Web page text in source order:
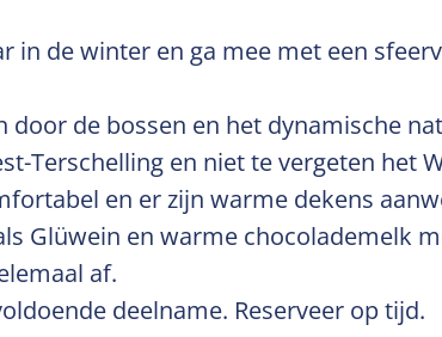
in de winter en ga mee met een
de bossen en het dynamische
Terschelling en niet te vergeten het
en er zijn warme dekens
Glüwein en warme chocolademelk
af.
deelname. Reserveer op tijd.